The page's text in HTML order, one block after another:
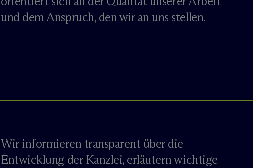
und dem Anspruch, den wir an uns stellen.
Wir informieren transparent über die
Entwicklung der Kanzlei, erläutern wichtige